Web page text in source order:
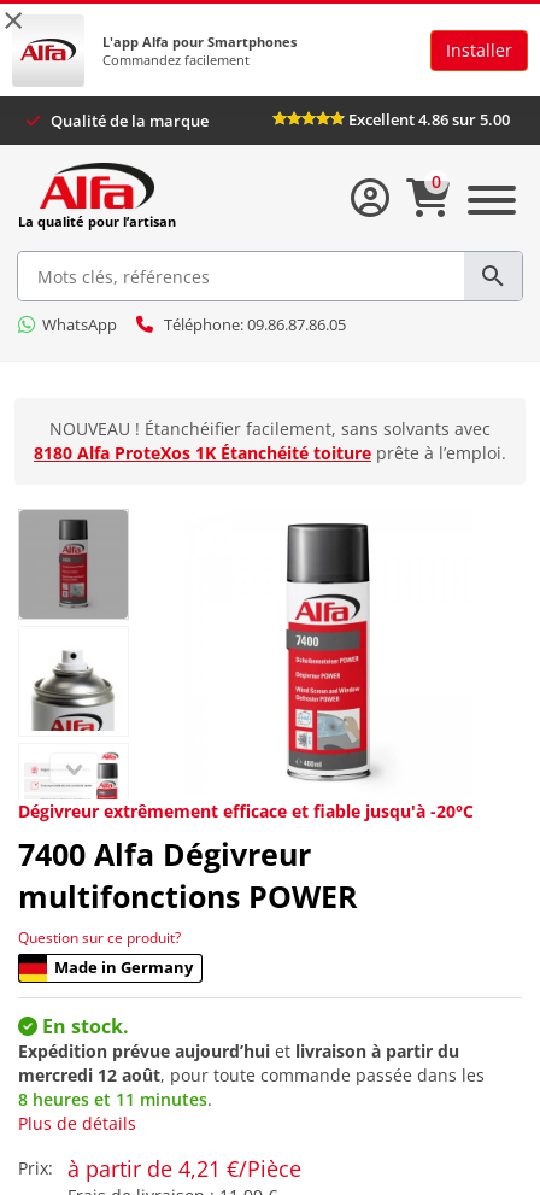
×
L'app Alfa pour Smartphones
Commandez facilement
Installer
Qualité de la marque Excellent 4.86 sur 5.00
La qualité pour l’artisan
WhatsApp Téléphone: 09.86.87.86.05
0
NOUVEAU ! Étanchéifier facilement, sans solvants avec
8180 Alfa ProteXos 1K Étanchéité toiture prête à l’emploi.
Dégivreur extrêmement efficace et fiable jusqu'à -20°C
7400 Alfa Dégivreur
multifonctions POWER
Question sur ce produit?
Made in Germany
En stock.
Expédition prévue aujourd’hui et livraison à partir du
mercredi 12 août, pour toute commande passée dans les
8 heures et 11 minutes.
Plus de détails
Prix:
à partir de 4,21 €/Pièce